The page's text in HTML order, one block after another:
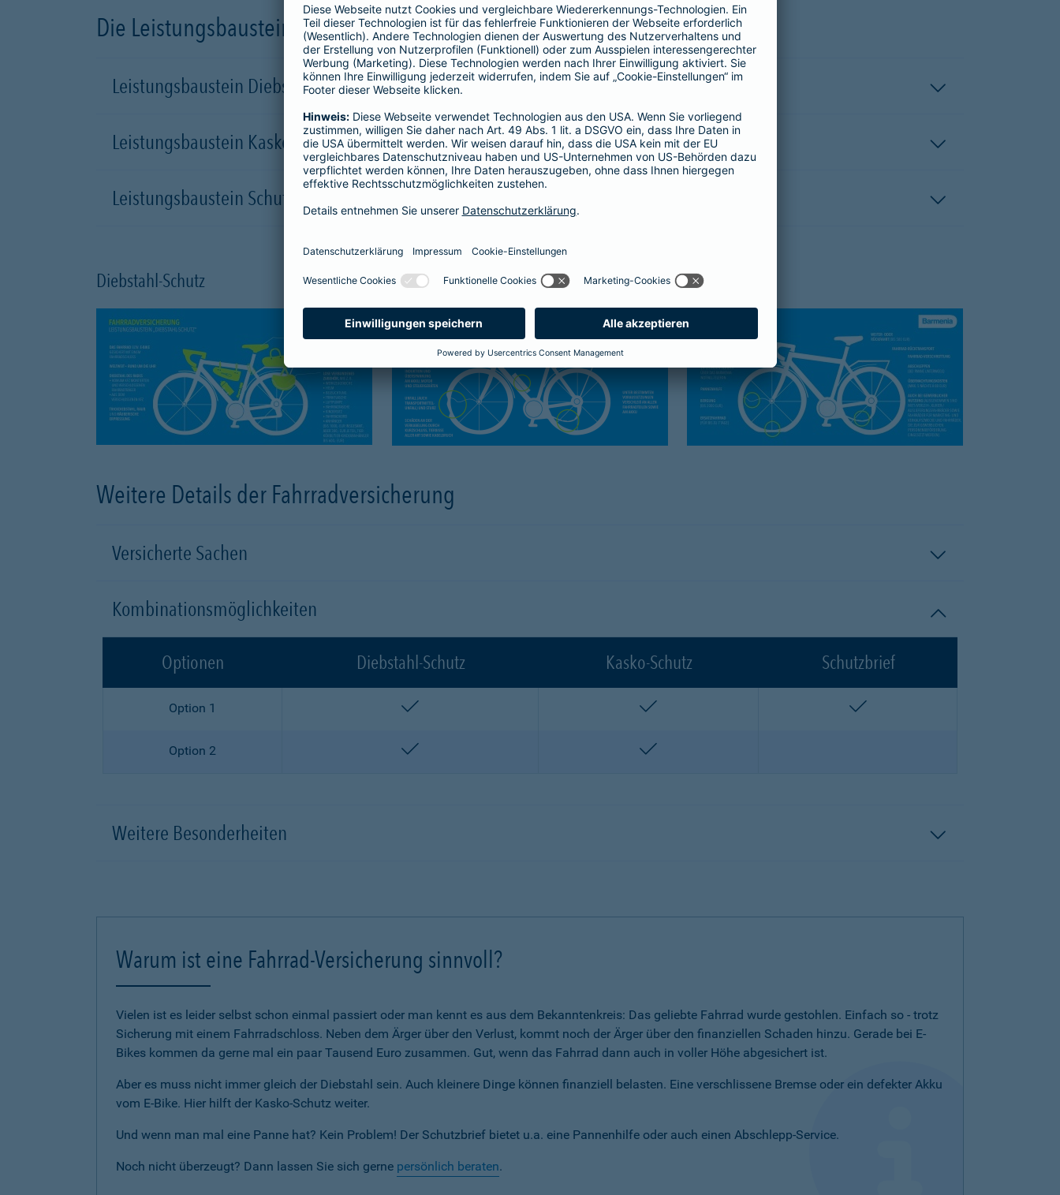
Die Leistungsbausteine unserer Fahrradversicherung im Detail
Leistungsbaustein Diebstahl-Schutz
Leistungsbaustein Kasko-Schutz
Leistungsbaustein Schutzbrief
Diebstahl-Schutz Kasko-Schutz Schutzbrief
Weitere Details der Fahrradversicherung
Versicherte Sachen
Kombinationsmöglichkeiten
Optionen Diebstahl-Schutz Kasko-Schutz Schutzbrief
Option 1 enthalten
Option 2
Weitere Besonderheiten
Warum ist eine Fahrrad-Versicherung sinnvoll?
Vielen ist es leider selbst schon einmal passiert oder man kennt es aus dem Bekanntenkreis: Das geliebte Fahrrad wurde gestohlen. Einfach so - trotz
Sicherung mit einem Fahrradschloss. Neben dem Ärger über den Verlust, kommt noch der Ärger über den finanziellen Schaden hinzu. Gerade bei E-
Bikes kommen da gerne mal ein paar Tausend Euro zusammen. Gut, wenn das Fahrrad dann auch in voller Höhe abgesichert ist.
Aber es muss nicht immer gleich der Diebstahl sein. Auch kleinere Dinge können finanziell belasten. Eine verschlissene Bremse oder ein defekter Akku
vom E-Bike. Hier hilft der Kasko-Schutz weiter.
Und wenn man mal eine Panne hat? Kein Problem! Der Schutzbrief bietet u.a. eine Pannenhilfe oder auch einen Abschlepp-Service.
Noch nicht überzeugt? Dann lassen Sie sich gerne persönlich beraten.